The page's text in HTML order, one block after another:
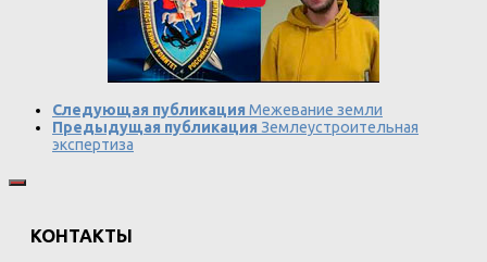
Следующая публикация Межевание земли
Предыдущая публикация Землеустроительная
экспертиза
КОНТАКТЫ